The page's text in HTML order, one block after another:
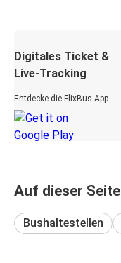
Digitales Ticket &
Live-Tracking
Entdecke die FlixBus App
Auf dieser Seite
Bushaltestellen